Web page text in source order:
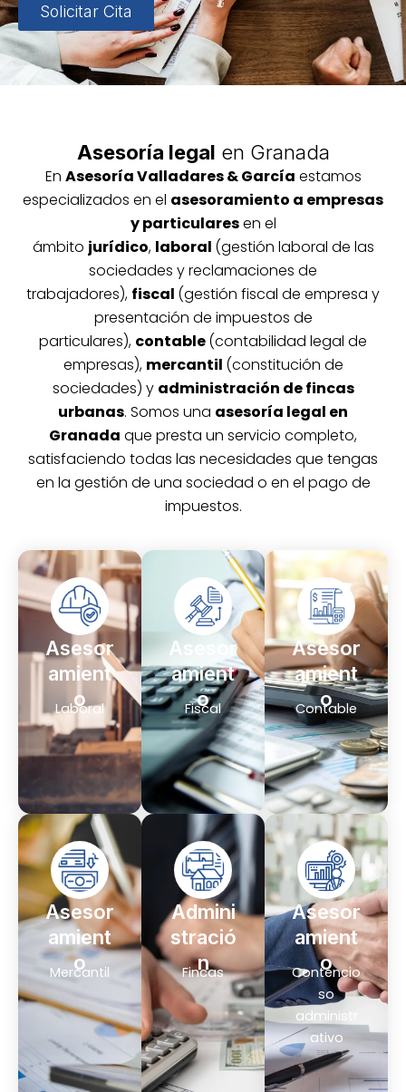
Solicitar Cita
Asesoría legal en Granada
En AsesoríaValladares & García estamos
especializados en el asesoramiento a empresas
y particularesen el
ámbito jurídico, laboral (gestión laboral de las
sociedades y reclamaciones de
trabajadores), fiscal (gestión fiscal de empresa y
presentación de impuestos de
particulares), contable(contabilidad legal de
empresas), mercantil (constitución de
sociedades) y administración de fincas
urbanas. Somos una asesoría legal en
Granada que presta un servicio completo,
satisfaciendo todas las necesidades que tengas
en la gestión de una sociedad o en el pago de
impuestos.
Asesor
amient
o
Laboral
Asesor
amient
o
Fiscal
Asesor
amient
o
Contable
Asesor
amient
o
Mercantil
Admini
stració
n
Fincas
Asesor
amient
o
Contencio
so
administr
ativo